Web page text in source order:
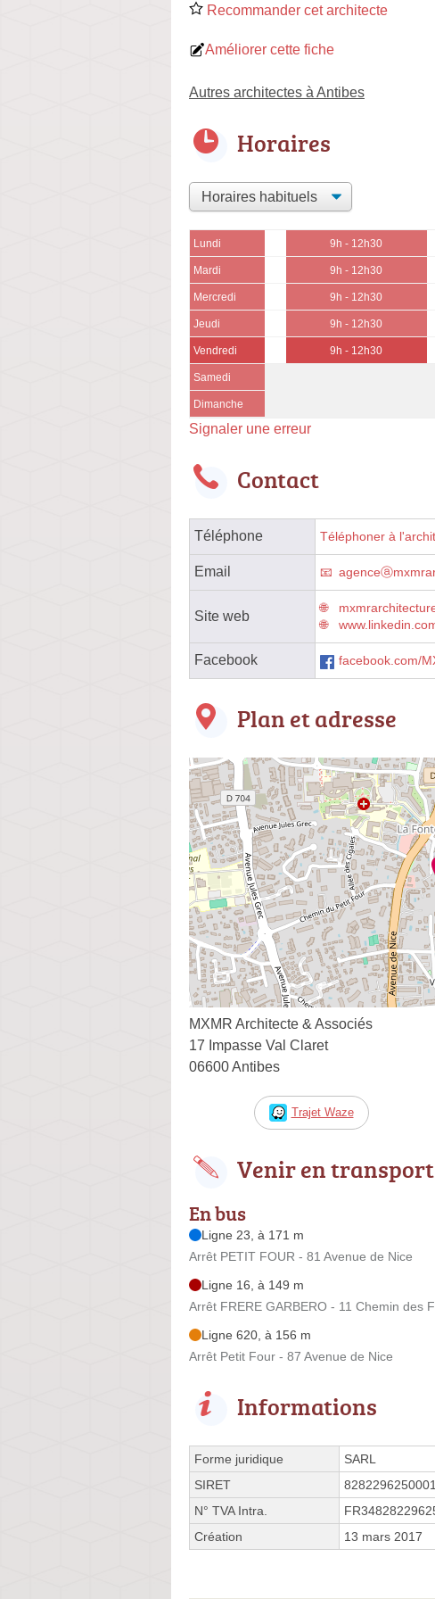
Recommander cet architecte
Améliorer cette fiche
Autres architectes à Antibes
Horaires
Lundi 9h - 12h30
Mardi 9h - 12h30
Mercredi 9h - 12h30
Jeudi 9h - 12h30
Vendredi 9h - 12h30
Samedi
Dimanche
Signaler une erreur
Contact
Téléphone Téléphoner à
Email
Site web
Facebook facebook.com/
Plan et adresse
MXMR Architecte & Associés
17 Impasse Val Claret
06600 Antibes
Trajet Waze
Venir en
En bus
Ligne 23, à 171 m
Arrêt PETIT FOUR - 81 Avenue de Nice
Ligne 16, à 149 m
Arrêt FRERE GARBERO - 11 Chemin des
Ligne 620, à 156 m
Arrêt Petit Four - 87 Avenue de Nice
Informations
Forme juridique
SARL
SIRET
N° TVA Intra.
Création
13 mars 2017